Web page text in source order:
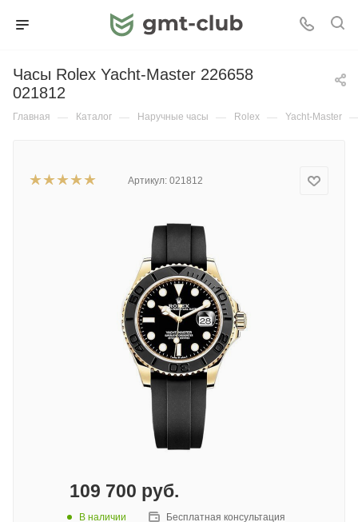
Часы Rolex Yacht-Master 226658
021812
Главная — Каталог — Наручные часы — Rolex — Yacht-Master
Артикул: 021812
109 700 руб.
В наличии Бесплатная консультация